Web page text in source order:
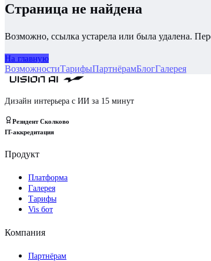
Страница не найдена
Возможно, ссылка устарела или была удалена.
На главную
ВозможностиТарифыПартнёрамБлогГалерея
Дизайн интерьера с ИИ за 15 минут
Резидент Сколково
IT-аккредитация
Продукт
Платформа
Галерея
Тарифы
Vis бот
Компания
Партнёрам